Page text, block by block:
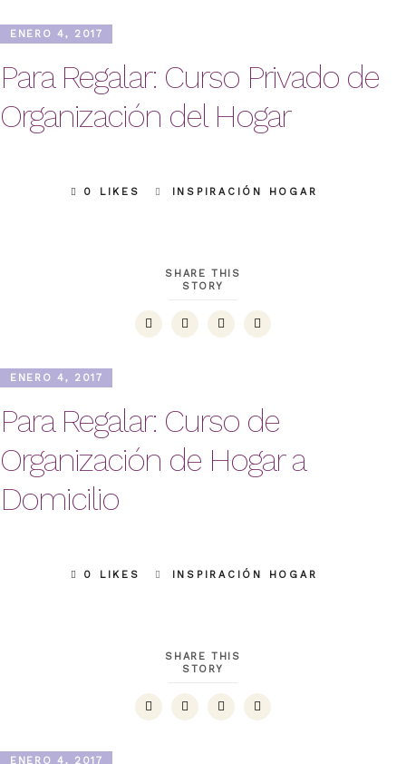
ENERO 4, 2017
Para Regalar: Curso Privado de
Organización del Hogar
0 LIKES INSPIRACIÓN HOGAR
SHARE THIS
STORY
ENERO 4, 2017
Para Regalar: Curso de
Organización de Hogar a
Domicilio
0 LIKES INSPIRACIÓN HOGAR
SHARE THIS
STORY
ENERO 4, 2017